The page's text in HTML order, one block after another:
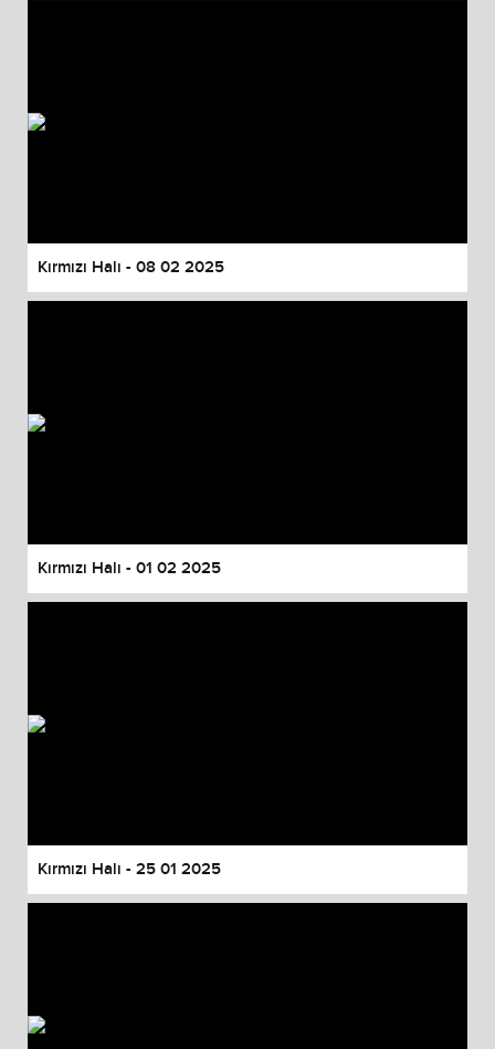
Kırmızı Halı - 08 02 2025
Kırmızı Halı - 01 02 2025
Kırmızı Halı - 25 01 2025